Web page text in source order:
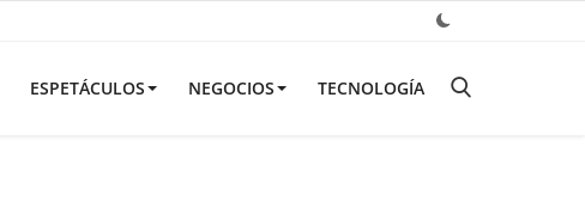
ESPETÁCULOS NEGOCIOS TECNOLOGÍA